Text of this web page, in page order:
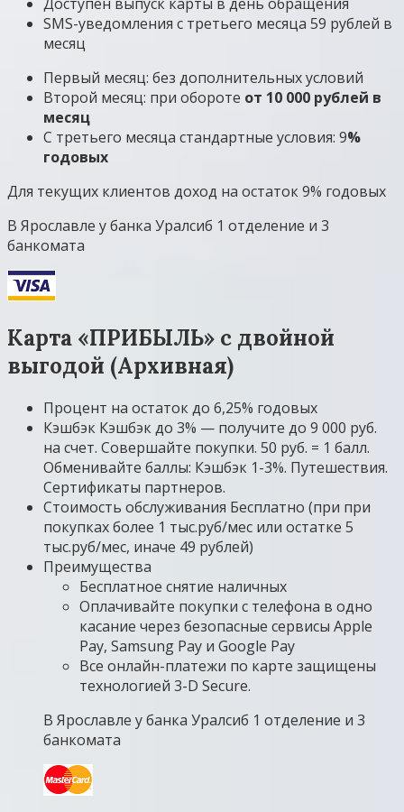
Доступен выпуск карты в день обращения
SMS-уведомления с третьего месяца 59 рублей в
месяц
Первый месяц: без дополнительных условий
Второй месяц: при обороте от 10 000 рублей в
месяц
С третьего месяца стандартные условия: 9%
годовых
Для текущих клиентов доход на остаток 9% годовых
В Ярославле у банка Уралсиб 1 отделение и 3
банкомата
Карта «ПРИБЫЛЬ» с двойной
выгодой (Архивная)
Процент на остаток до 6,25% годовых
Кэшбэк Кэшбэк до 3% — получите до 9 000 руб.
на счет. Совершайте покупки. 50 руб. = 1 балл.
Обменивайте баллы: Кэшбэк 1-3%. Путешествия.
Сертификаты партнеров.
Стоимость обслуживания Бесплатно (при при
покупках более 1 тыс.руб/мес или остатке 5
тыс.руб/мес, иначе 49 рублей)
Преимущества
Бесплатное снятие наличных
Оплачивайте покупки с телефона в одно
касание через безопасные сервисы Apple
Pay, Samsung Pay и Google Pay
Все онлайн-платежи по карте защищены
технологией 3-D Secure.
В Ярославле у банка Уралсиб 1 отделение и 3
банкомата